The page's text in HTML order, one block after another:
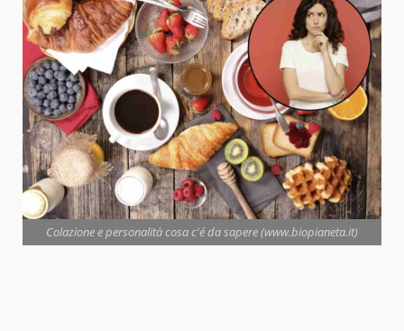
Colazione e personalità cosa c'é da sapere (www.biopianeta.it)